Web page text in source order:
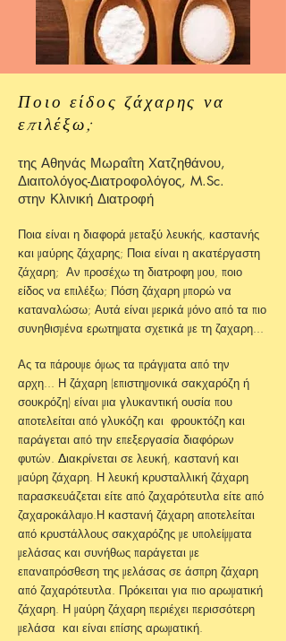
Ποιο είδος ζάχαρης να
επιλέξω;
της Αθηνάς Μωραΐτη Χατζηθάνου,
Διαιτολόγος-Διατροφολόγος, M.Sc.
στην Κλινική Διατροφή
Ποια είναι η διαφορά μεταξύ λευκής, καστανής
και μαύρης ζάχαρης; Ποια είναι η ακατέργαστη
ζάχαρη; Αν προσέχω τη διατροφη μου, ποιο
είδος να επιλέξω; Πόση ζάχαρη μπορώ να
καταναλώσω; Αυτά είναι μερικά μόνο από τα πιο
συνηθισμένα ερωτηματα σχετικά με τη ζαχαρη...
Ας τα πάρουμε όμως τα πράγματα από την
αρχη... Η ζάχαρη (επιστημονικά σακχαρόζη ή
σουκρόζη) είναι μια γλυκαντική ουσία που
αποτελείται από γλυκόζη και φρουκτόζη και
παράγεται από την επεξεργασία διαφόρων
φυτών. Διακρίνεται σε λευκή, καστανή και
μαύρη ζάχαρη. Η λευκή κρυσταλλική ζάχαρη
παρασκευάζεται είτε από ζαχαρότευτλα είτε από
ζαχαροκάλαμο.Η καστανή ζάχαρη αποτελείται
από κρυστάλλους σακχαρόζης με υπολείμματα
μελάσας και συνήθως παράγεται με
επαναπρόσθεση της μελάσας σε άσπρη ζάχαρη
από ζαχαρότευτλα. Πρόκειται για πιο αρωματική
ζάχαρη. Η μαύρη ζάχαρη περιέχει περισσότερη
μελάσα και είναι επίσης αρωματική.